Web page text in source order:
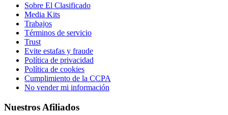
Sobre El Clasificado
Media Kits
Trabajos
Términos de servicio
Trust
Evite estafas y fraude
Política de privacidad
Política de cookies
Cumplimiento de la CCPA
No vender mi información
Nuestros Afiliados